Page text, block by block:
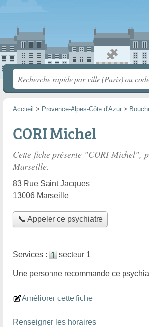
Accueil > Provence-Alpes-Côte d'Azur >
CORI Michel
Cette fiche présente "CORI Michel",
Marseille.
83 Rue Saint Jacques
13006 Marseille
📞 Appeler ce psychiatre
Services : secteur 1
Une personne recommande ce
Améliorer cette fiche
Renseigner les horaires